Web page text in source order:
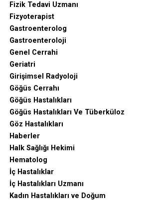
Fizik Tedavi Uzmanı
Fizyoterapist
Gastroenterolog
Gastroenteroloji
Genel Cerrahi
Geriatri
Girişimsel Radyoloji
Göğüs Cerrahı
Göğüs Hastalıkları
Göğüs Hastalıkları Ve Tüberküloz
Göz Hastalıkları
Haberler
Halk Sağlığı Hekimi
Hematolog
İç Hastalıklar
İç Hastalıkları Uzmanı
Kadın Hastalıkları ve Doğum